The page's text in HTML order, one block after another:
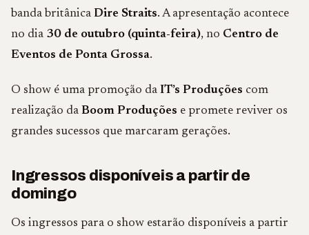
banda britânica Dire Straits. A apresentação acontece
no dia 30 de outubro (quinta-feira), no Centro de
Eventos de Ponta Grossa.
O show é uma promoção da IT’s Produções com
realização da Boom Produções e promete reviver os
grandes sucessos que marcaram gerações.
Ingressos disponíveis a partir de
domingo
Os ingressos para o show estarão disponíveis a partir